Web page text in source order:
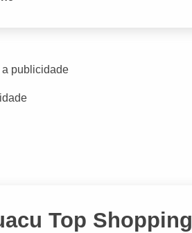
publicidade
Top Shopping